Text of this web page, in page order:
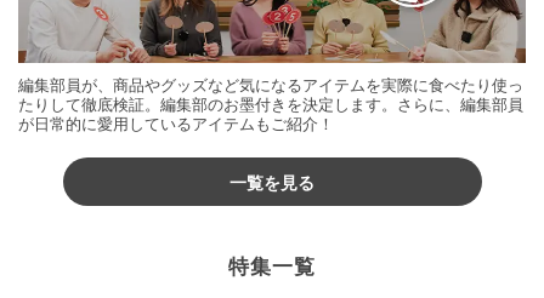
編集部員が、商品やグッズなど気になるアイテムを実際に食べたり使っ
たりして徹底検証。編集部のお墨付きを決定します。さらに、編集部員
が日常的に愛用しているアイテムもご紹介！
一覧を見る
特集一覧